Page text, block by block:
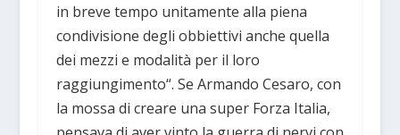
in breve tempo unitamente alla piena
condivisione degli obbiettivi anche quella
dei mezzi e modalità per il loro
raggiungimento“. Se Armando Cesaro, con
la mossa di creare una super Forza Italia,